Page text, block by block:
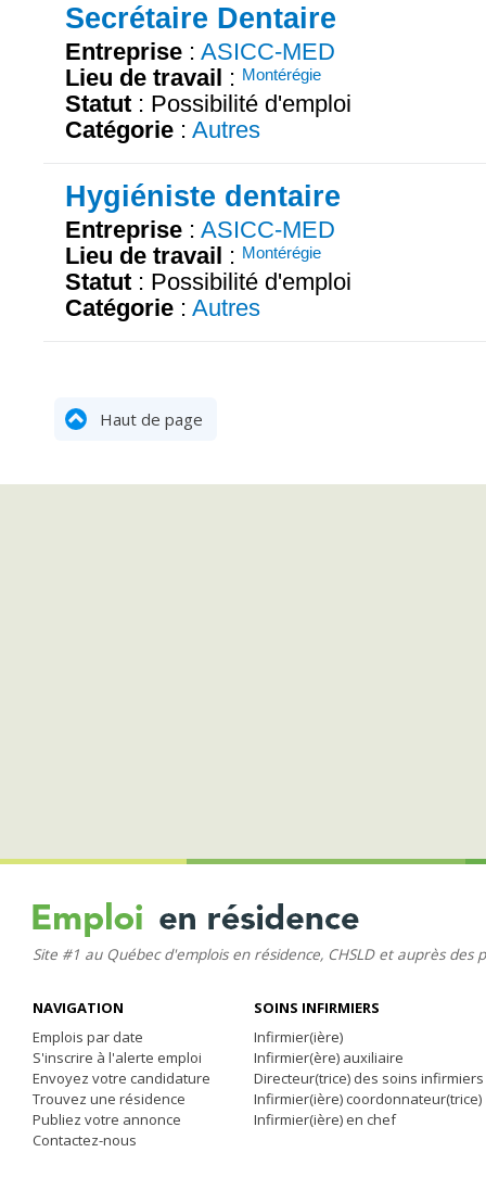
Secrétaire Dentaire
Entreprise : ASICC-MED
Lieu de travail : Montérégie
Statut : Possibilité d'emploi
Catégorie : Autres
Hygiéniste dentaire
Entreprise : ASICC-MED
Lieu de travail : Montérégie
Statut : Possibilité d'emploi
Catégorie : Autres
Haut de page
Site #1 au Québec d'emplois en résidence, CHSLD et auprès des
NAVIGATION
Emplois par date
S'inscrire à l'alerte emploi
Envoyez votre candidature
Trouvez une résidence
Publiez votre annonce
Contactez-nous
SOINS INFIRMIERS
Infirmier(ière)
Infirmier(ère) auxiliaire
Directeur(trice) des soins infirmiers
Infirmier(ière) coordonnateur(trice)
Infirmier(ière) en chef